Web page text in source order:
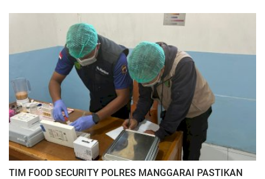
TIM FOOD SECURITY POLRES MANGGARAI PASTIKAN